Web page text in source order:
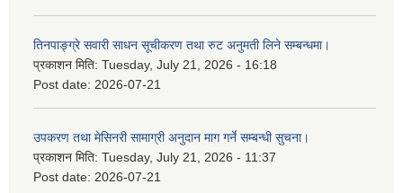
तिनपाङ्ग्रे सवारी साधन सूचीकरण तथा रुट अनुमती लिने सम्बन्धमा।
प्रकाशन मिति: Tuesday, July 21, 2026 - 16:18
Post date: 2026-07-21
उपकरण तथा मेसिनरी सामाग्री अनुदान माग गर्ने सम्बन्धी सुचना।
प्रकाशन मिति: Tuesday, July 21, 2026 - 11:37
Post date: 2026-07-21